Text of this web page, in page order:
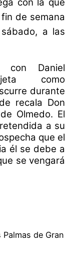
con la que
de semana
a las
con Daniel
como
durante
recala Don
Olmedo. El
a su
que el
él se debe a
se vengará
de Gran